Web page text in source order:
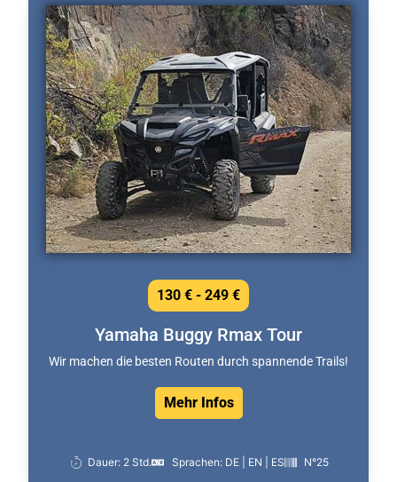
Yamaha Buggy Rmax Tour
Wir machen die besten Routen durch spannende Trails!
Mehr Infos
130 € - 249 €
Dauer: 2 Std. Sprachen: DE | EN | ES N°25